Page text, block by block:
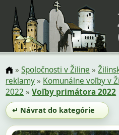
»Spoločnosti v Žiline »
reklamy» Komunálne voľby v
2022 »Voľby primátora 2022
↵ Návrat do kategórie